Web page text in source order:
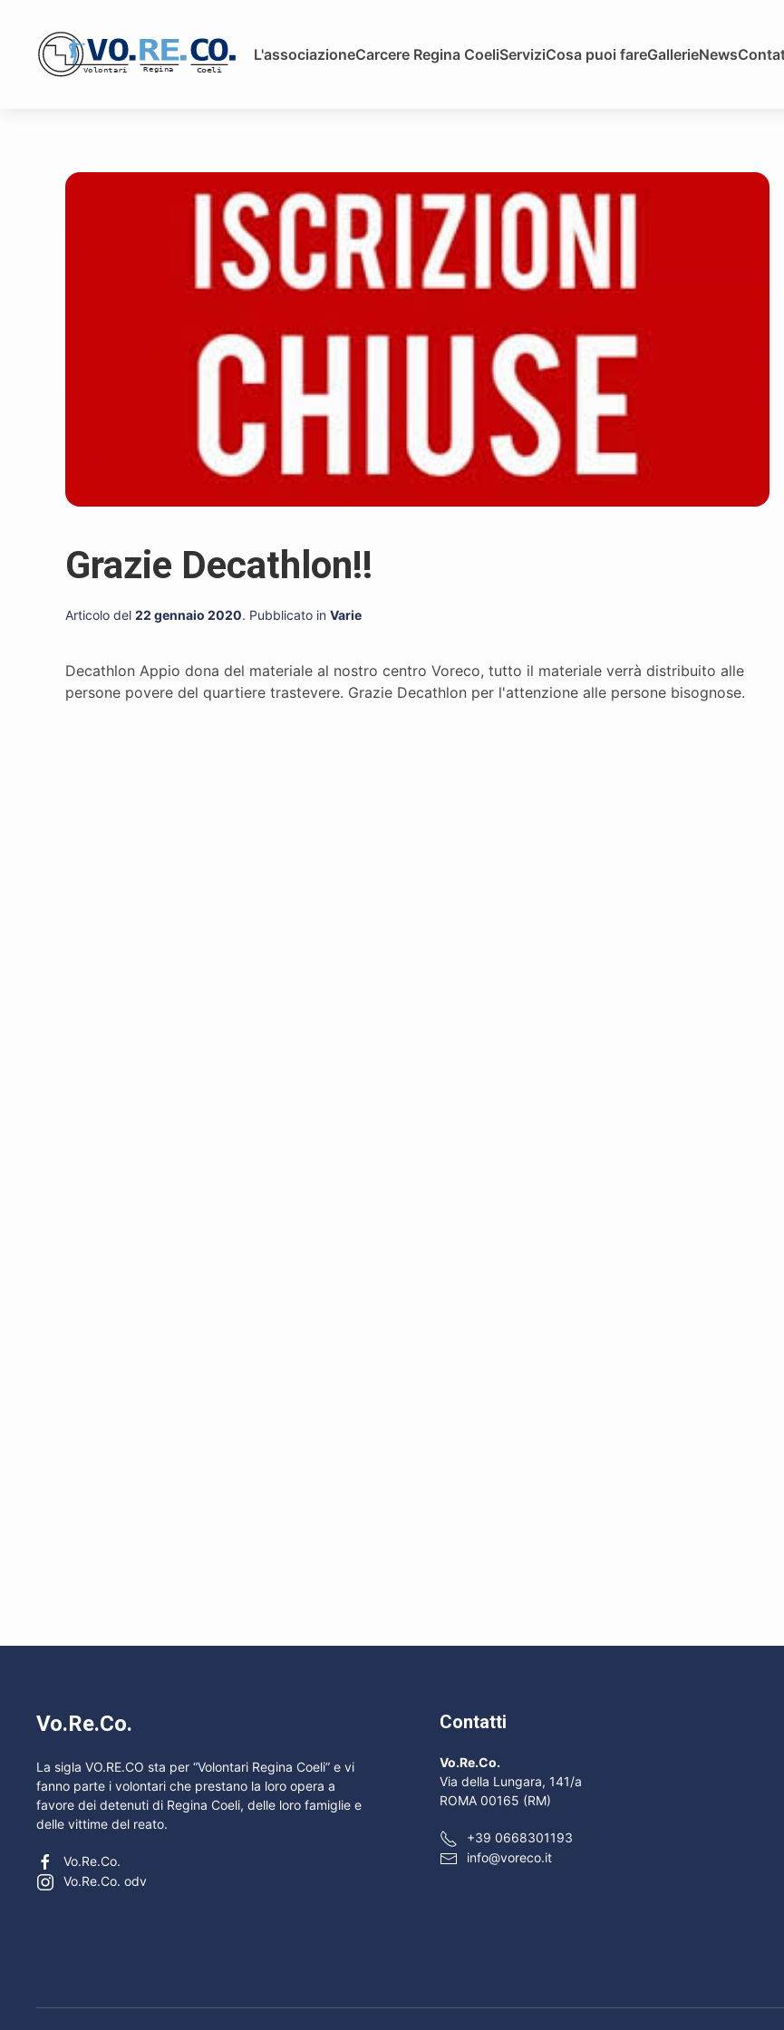
L'associazioneCarcere Regina CoeliServiziCosa puoi fareGallerieNews
Grazie Decathlon!!
Articolo del 22 gennaio 2020. Pubblicato in Varie
Decathlon Appio dona del materiale al nostro centro Voreco, tutto il materiale verrà distribuito alle
persone povere del quartiere trastevere. Grazie Decathlon per l'attenzione alle persone bisognose.
Vo.Re.Co.
La sigla VO.RE.CO sta per “Volontari Regina Coeli” e vi
fanno parte i volontari che prestano la loro opera a
favore dei detenuti di Regina Coeli, delle loro famiglie e
delle vittime del reato.
Vo.Re.Co.
Vo.Re.Co. odv
Contatti
Vo.Re.Co.
Via della Lungara, 141/a
ROMA 00165 (RM)
+39 0668301193
info@voreco.it